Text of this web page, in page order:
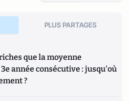
PLUS PARTAGES
que la moyenne
année consécutive : jusqu'où
?